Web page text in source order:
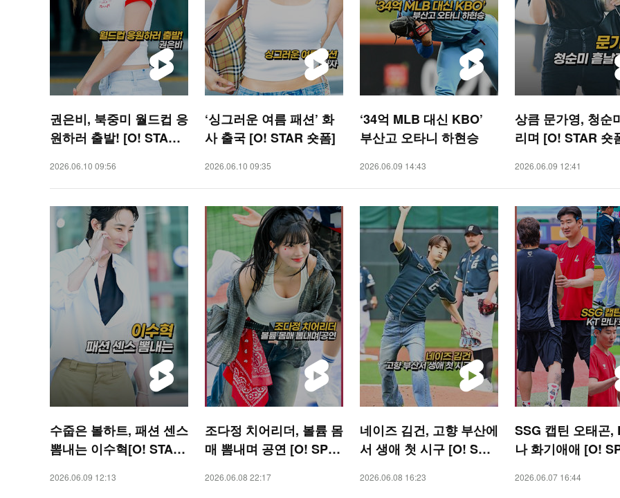
권은비, 북중미 월드컵 응
원하러 출발! [O! STAR
2026.06.10 09:56
‘싱그러운 여름 패션’ 화
사 출국 [O! STAR 숏폼]
2026.06.10 09:35
‘34억 MLB 대신 KBO’
부산고 오타니 하현승
2026.06.09 14:43
상큼 문가영, 청순
리며 [O! STAR 숏
2026.06.09 12:41
수줍은 볼하트, 패션 센스
뽐내는 이수혁[O! STAR
2026.06.09 12:13
조다정 치어리더, 볼륨 몸
매 뽐내며 공연 [O! SPO
2026.06.08 22:17
네이즈 김건, 고향 부산에
서 생애 첫 시구 [O! SPO
2026.06.08 16:23
SSG 캡틴 오태곤,
나 화기애애 [O!
2026.06.07 16:44